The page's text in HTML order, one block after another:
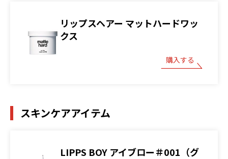
リップスヘアー マットハードワッ
クス
購入する
スキンケアアイテム
LIPPS BOY アイブロー＃001（グ